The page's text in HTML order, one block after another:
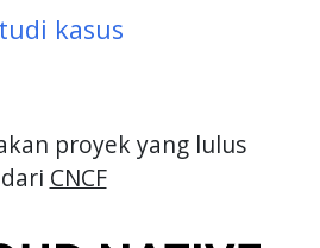
kasus
proyek yang lulus
dari CNCF